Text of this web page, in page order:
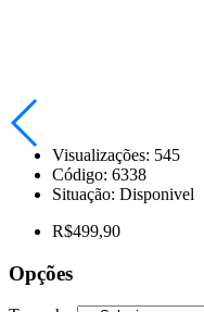
Visualizações: 545
Código: 6338
Situação: Disponivel
R$499,90
Opções